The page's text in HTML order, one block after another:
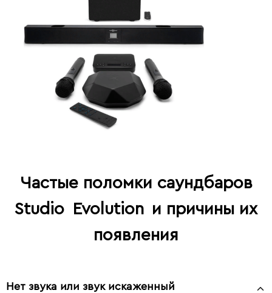
Частые поломки саундбаров
Studio
Evolution и причины их
появления
Нет звука или звук искаженный